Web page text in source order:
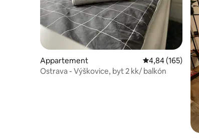
Appartement Évaluation
4,84 (165)
Ostrava - Výškovice, byt 2 kk/ balkón